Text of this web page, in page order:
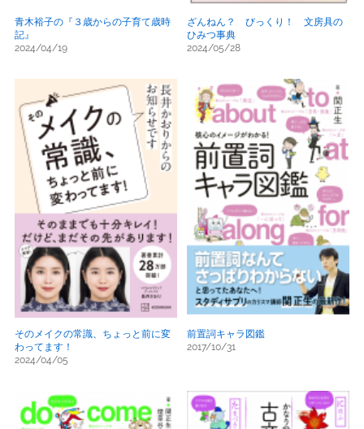
青木裕子の『３歳からの子育て歳時
記』
2024/04/19
ざんねん？ びっくり！ 文房具の
ひみつ事典
2024/05/28
そのメイクの常識、ちょっと前に変
わってます！
2024/04/05
前置詞キャラ図鑑
2017/10/31